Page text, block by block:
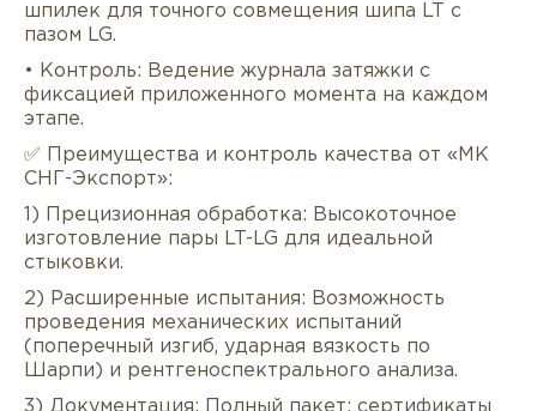
шпилек для точного совмещения шипа LT с
пазом LG.
• Контроль: Ведение журнала затяжки с
фиксацией приложенного момента на каждом
этапе.
✅ Преимущества и контроль качества от «МК
СНГ-Экспорт»:
1) Прецизионная обработка: Высокоточное
изготовление пары LT-LG для идеальной
стыковки.
2) Расширенные испытания: Возможность
проведения механических испытаний
(поперечный изгиб, ударная вязкость по
Шарпи) и рентгеноспектрального анализа.
3) Документация: Полный пакет: сертификаты